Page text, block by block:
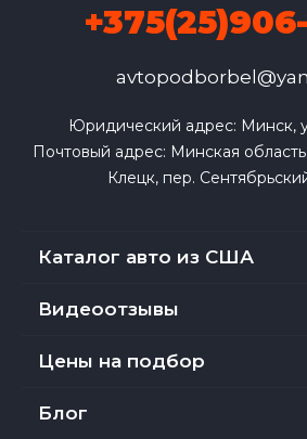
Юридический адрес: Минск,
Почтовый адрес: Минская
Клецк, пер.
Каталог авто из США
Видеоотзывы
Цены на подбор
Блог